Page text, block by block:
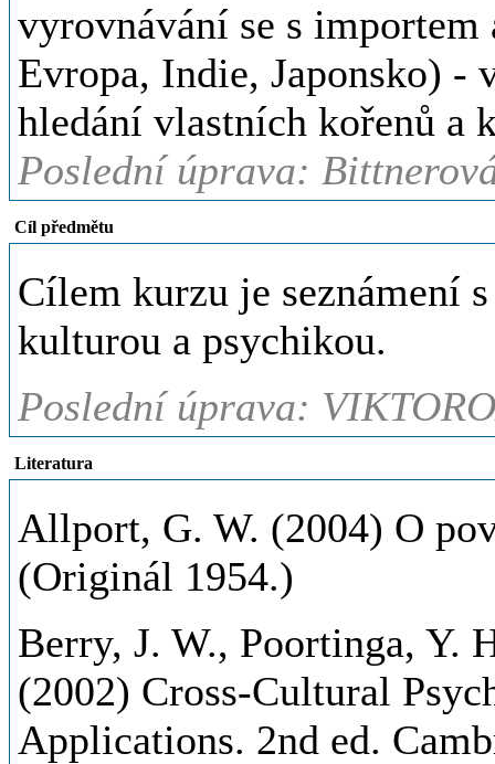
vyrovnávání se s
Evropa, Indie, Japonsko) -
hledání vlastních kořenů a
Poslední úprava:
Cíl předmětu
Cílem kurzu je seznámení
kulturou a psychikou.
Poslední úprava:
Literatura
Allport, G. W. (2004) O
(Originál 1954.)
Berry, J. W., Poortinga, Y.
(2002) Cross-Cultural
Applications. 2nd ed.